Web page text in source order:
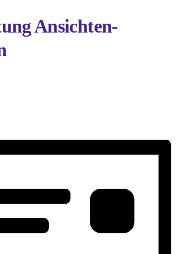
Ansichten-